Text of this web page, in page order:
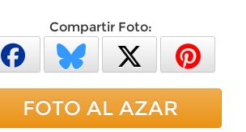
Compartir Foto:
FOTO AL AZAR